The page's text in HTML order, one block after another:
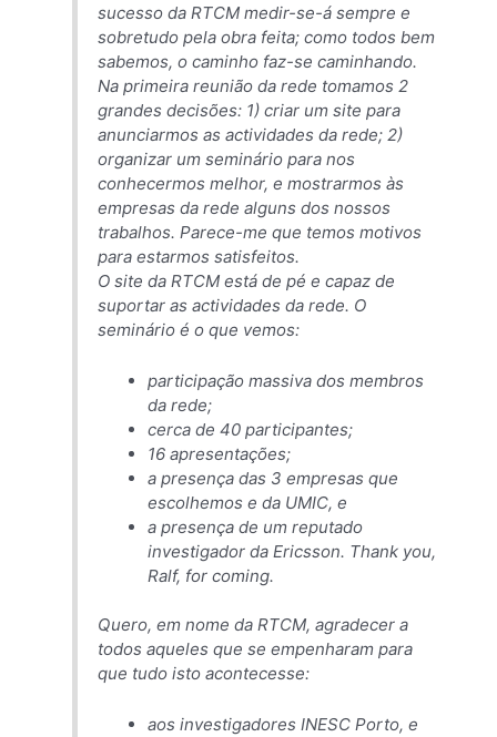
sucesso da RTCM medir-se-á sempre e
sobretudo pela obra feita; como todos bem
sabemos, o caminho faz-se caminhando.
Na primeira reunião da rede tomamos 2
grandes decisões: 1) criar um site para
anunciarmos as actividades da rede; 2)
organizar um seminário para nos
conhecermos melhor, e mostrarmos às
empresas da rede alguns dos nossos
trabalhos. Parece-me que temos motivos
para estarmos satisfeitos.
O site da RTCM está de pé e capaz de
suportar as actividades da rede. O
seminário é o que vemos:
participação massiva dos membros
da rede;
cerca de 40 participantes;
16 apresentações;
a presença das 3 empresas que
escolhemos e da UMIC, e
a presença de um reputado
investigador da Ericsson. Thank you,
Ralf, for coming.
Quero, em nome da RTCM, agradecer a
todos aqueles que se empenharam para
que tudo isto acontecesse:
aos investigadores INESC Porto, e